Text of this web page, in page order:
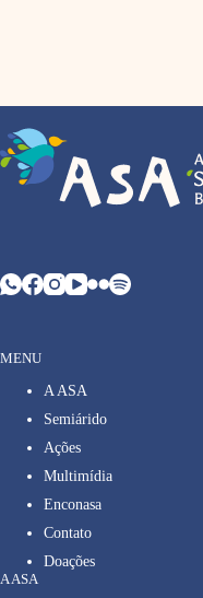
MENU
A ASA
Semiárido
Ações
Multimídia
Enconasa
Contato
Doações
A ASA